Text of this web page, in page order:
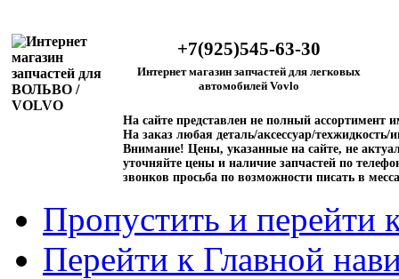
+7(925)545-63-30
Интернет магазин запчастей для легковых
автомобилей Vovlo
На сайте представлен не полный ассортимент
На заказ любая деталь/аксессуар/техжидкость/
Внимание! Цены, указанные на сайте, не
уточняйте цены и наличие запчастей по
звонков просьба по возможности писать в
Пропустить и перейти
Перейти к Главной